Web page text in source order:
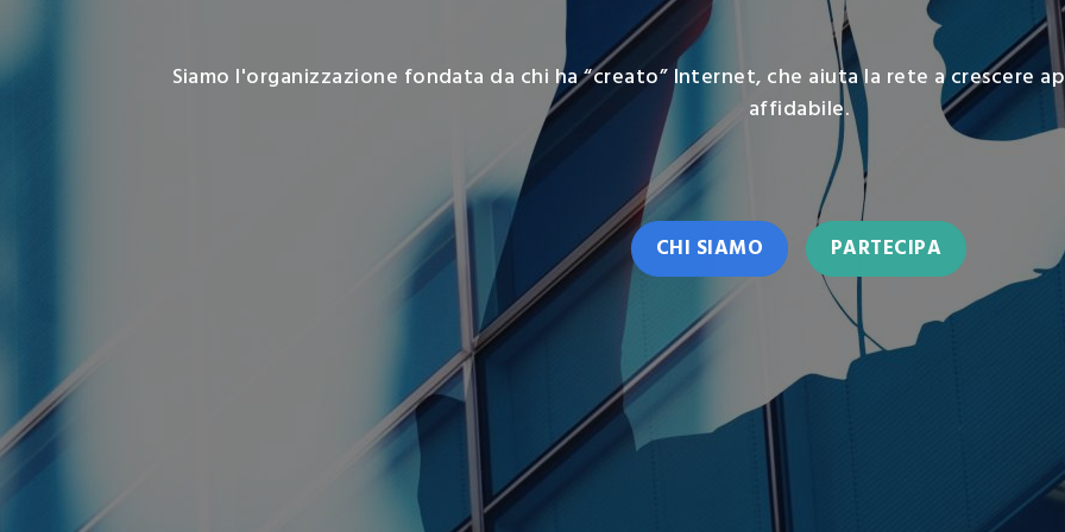
d'interesse
Organizzazione
Siamo l'organizzazione fondata da chi ha “creato” Internet, che aiuta la rete a crescere
affidabile.
CHI SIAMO PARTECIPA